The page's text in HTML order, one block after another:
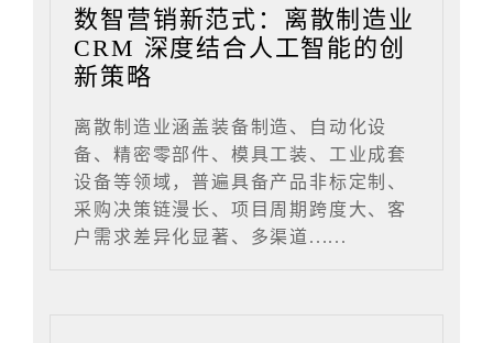
数智营销新范式：离散制造业
CRM 深度结合人工智能的创
新策略
离散制造业涵盖装备制造、自动化设
备、精密零部件、模具工装、工业成套
设备等领域，普遍具备产品非标定制、
采购决策链漫长、项目周期跨度大、客
户需求差异化显著、多渠道......